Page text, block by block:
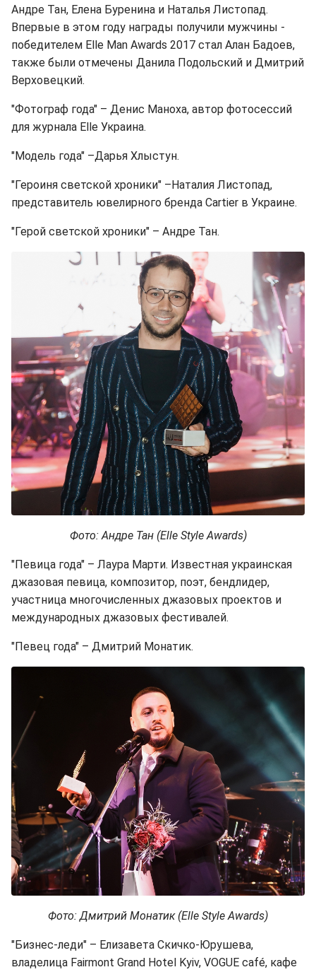
Андре Тан, Елена Буренина и Наталья Листопад.
Впервые в этом году награды получили мужчины -
победителем Elle Man Awards 2017 стал Алан Бадоев,
также были отмечены Данила Подольский и Дмитрий
Верховецкий.
"Фотограф года" – Денис Маноха, автор фотосессий
для журнала Elle Украина.
"Модель года" –Дарья Хлыстун.
"Героиня светской хроники" –Наталия Листопад,
представитель ювелирного бренда Cartier в Украине.
"Герой светской хроники" – Андре Тан.
Фото: Андре Тан (Elle Style Awards)
"Певица года" – Лаура Марти. Известная украинская
джазовая певица, композитор, поэт, бендлидер,
участница многочисленных джазовых проектов и
международных джазовых фестивалей.
"Певец года" – Дмитрий Монатик.
Фото: Дмитрий Монатик (Elle Style Awards)
"Бизнес-леди" – Елизавета Скичко-Юрушева,
владелица Fairmont Grand Hotel Kyiv, VOGUE café, кафе